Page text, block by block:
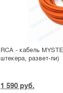
RCA - кабель
штекера, развет-ли)
1 590 руб.